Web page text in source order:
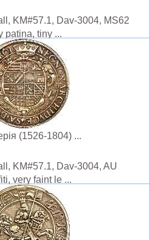
KM#57.1, Dav-3004, MS62
patina, tiny ...
(1526-1804) ...
KM#57.1, Dav-3004, AU
very faint le ...